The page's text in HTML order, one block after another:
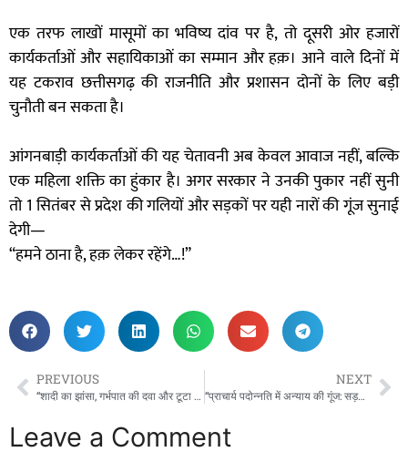
एक तरफ लाखों मासूमों का भविष्य दांव पर है, तो दूसरी ओर हजारों
कार्यकर्ताओं और सहायिकाओं का सम्मान और हक़। आने वाले दिनों में
यह टकराव छत्तीसगढ़ की राजनीति और प्रशासन दोनों के लिए बड़ी
चुनौती बन सकता है।
आंगनबाड़ी कार्यकर्ताओं की यह चेतावनी अब केवल आवाज नहीं, बल्कि
एक महिला शक्ति का हुंकार है। अगर सरकार ने उनकी पुकार नहीं सुनी
तो 1 सितंबर से प्रदेश की गलियों और सड़कों पर यही नारों की गूंज सुनाई
देगी—
“हमने ठाना है, हक़ लेकर रहेंगे…!”
PREVIOUS
“शादी का झांसा, गर्भपात की दवा और टूटा विश्वास – बलरामपुर में महिला से दुष्कर्म का सनसनीखेज खुलासा”!
NEXT
“प्राचार्य पदोन्नति में अन्याय की गूंज: सड़कों से सचिवालय तक संघर्ष की ललकार”!
Leave a Comment